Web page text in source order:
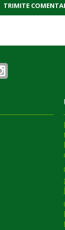
TRIMITE